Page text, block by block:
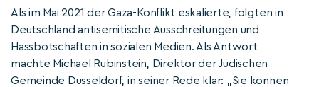
Als im Mai 2021 der Gaza-Konflikt eskalierte, folgten in
Deutschland antisemitische Ausschreitungen und
Hassbotschaften in sozialen Medien. Als Antwort
machte Michael Rubinstein, Direktor der Jüdischen
Gemeinde Düsseldorf, in seiner Rede klar: „Sie können